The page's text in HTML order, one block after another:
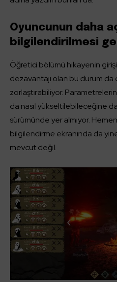
Oyuncunun daha
bilgilendirilmesi
Öğretici bölümü hikayenin
dezavantajı olan bu durum
zorlaştırabiliyor.
da nasıl yükseltilebileceğine
sürümünde yer almıyor.
bilgilendirme ekranında da
mevcut değil.